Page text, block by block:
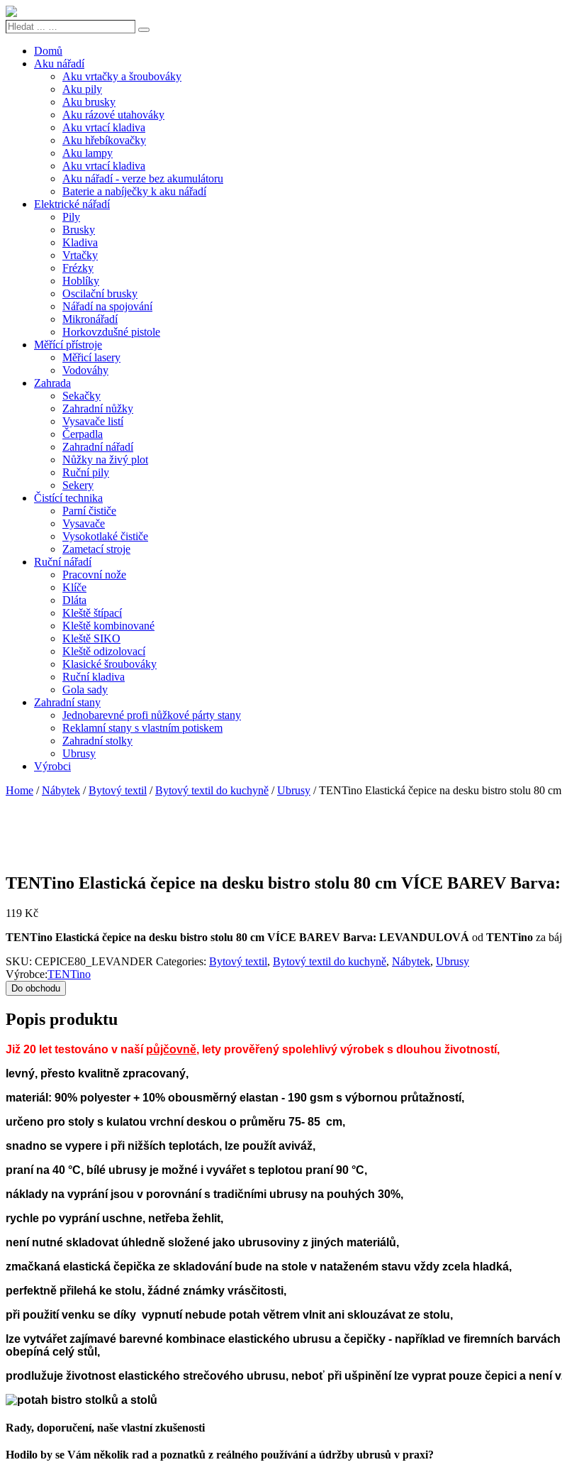
Hledat
Search
Domů
Aku nářadí
Aku vrtačky a šroubováky
Aku pily
Aku brusky
Aku rázové utahováky
Aku vrtací kladiva
Aku hřebíkovačky
Aku lampy
Aku vrtací kladiva
Aku nářadí - verze bez akumulátoru
Baterie a nabíječky k aku nářadí
Elektrické nářadí
Pily
Brusky
Kladiva
Vrtačky
Frézky
Hoblíky
Oscilační brusky
Nářadí na spojování
Mikronářadí
Horkovzdušné pistole
Měřící přístroje
Měřicí lasery
Vodováhy
Zahrada
Sekačky
Zahradní nůžky
Vysavače listí
Čerpadla
Zahradní nářadí
Nůžky na živý plot
Ruční pily
Sekery
Čistící technika
Parní čističe
Vysavače
Vysokotlaké čističe
Zametací stroje
Ruční nářadí
Pracovní nože
Klíče
Dláta
Kleště štípací
Kleště kombinované
Kleště SIKO
Kleště odizolovací
Klasické šroubováky
Ruční kladiva
Gola sady
Zahradní stany
Jednobarevné profi nůžkové párty stany
Reklamní stany s vlastním potiskem
Zahradní stolky
Ubrusy
Výrobci
Home /Nábytek /Bytový textil /Bytový textil do kuchyně /Ubrusy / TENTino Elastická čepice na desku bistro stolu
TENTino Elastická čepice na desku bistro stolu 80 cm VÍCE BAREV
119 Kč
TENTino Elastická čepice na desku bistro stolu 80 cm VÍCE BAREV Barva: LEVANDULOVÁ od TENTino za
SKU: CEPICE80_LEVANDER Categories: Bytový textil, Bytový textil do kuchyně, Nábytek, Ubrusy
Výrobce:TENTino
Do obchodu
Popis produktu
Již 20 let testováno v naší půjčovně, lety prověřený spolehlivý výrobek s dlouhou životností,
levný, přesto kvalitně zpracovaný,
materiál: 90% polyester + 10% obousměrný elastan - 190 gsm s výbornou průtažností,
určeno pro stoly s kulatou vrchní deskou o průměru 75- 85 cm,
snadno se vypere i při nižších teplotách, lze použít aviváž,
praní na 40 °C, bílé ubrusy je možné i vyvářet s teplotou praní 90 °C,
náklady na vyprání jsou v porovnání s tradičními ubrusy na pouhých 30%,
rychle po vyprání uschne, netřeba žehlit,
není nutné skladovat úhledně složené jako ubrusoviny z jiných materiálů,
zmačkaná elastická čepička ze skladování bude na stole v nataženém stavu vždy zcela hladká,
perfektně přilehá ke stolu, žádné známky vrásčitosti,
při použití venku se díky vypnutí nebude potah větrem vlnit ani sklouzávat ze stolu,
lze vytvářet zajímavé barevné kombinace elastického ubrusu a čepičky - například ve firemních
obepíná celý stůl,
prodlužuje životnost elastického strečového ubrusu, neboť při ušpinění lze vyprat pouze čepici a není
Rady, doporučení, naše vlastní zkušenosti
Hodilo by se Vám několik rad a poznatků z reálného používání a údržby ubrusů v praxi?